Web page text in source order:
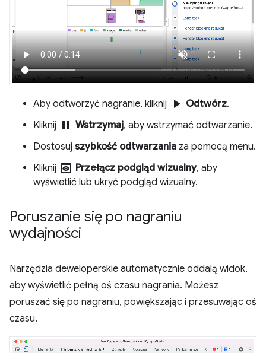
Aby odtworzyć nagranie, kliknij play_arrow Odtwórz.
Kliknij pause Wstrzymaj, aby wstrzymać odtwarzanie.
Dostosuj szybkość odtwarzania za pomocą menu.
Kliknij preview Przełącz podgląd wizualny, aby
wyświetlić lub ukryć podgląd wizualny.
Poruszanie się po nagraniu
wydajności
Narzędzia deweloperskie automatycznie oddalą widok,
aby wyświetlić pełną oś czasu nagrania. Możesz
poruszać się po nagraniu, powiększając i przesuwając oś
czasu.